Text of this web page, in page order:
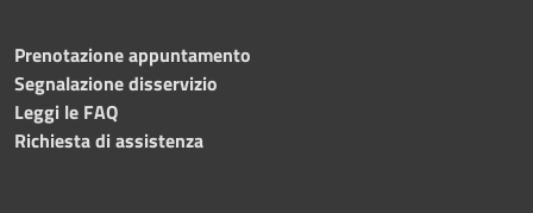
Prenotazione appuntamento
Segnalazione disservizio
Leggi le FAQ
Richiesta di assistenza